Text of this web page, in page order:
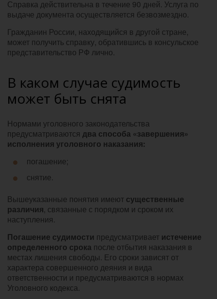
Справка действительна в течение 90 дней. Услуга по
выдаче документа осуществляется безвозмездно.
Гражданин России, находящийся в другой стране,
может получить справку, обратившись в консульское
представительство РФ лично.
В каком случае судимость
может быть снята
Нормами уголовного законодательства
предусматриваются два способа «завершения»
исполнения уголовного наказания:
погашение;
снятие.
Вышеуказанные понятия имеют существенные
различия, связанные с порядком и сроком их
наступления.
Погашение судимости предусматривает истечение
определенного срока после отбытия наказания в
местах лишения свободы. Его сроки зависят от
характера совершенного деяния и вида
ответственности и предусматриваются в нормах
Уголовного кодекса.